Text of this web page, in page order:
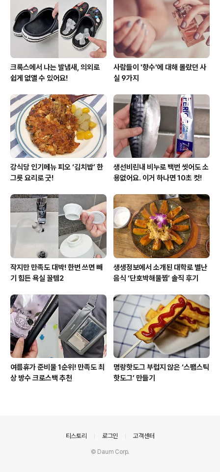
김없이 알뜰하게 쓸 수 있어서 좋아요. 더 이상 펌프 누르느
라 고생하거나 통에 물 타서 흔들지 마세요! 이 캡 하나..
크록스에서 나는 발냄새, 의외로
쉽게 없앨 수 있어요!
사람들이 '향수'에 대해 몰랐던 사
실 9가지
강식당 인기메뉴 피오 ‘김치밥’ 한
그릇 요리로 굿!
생선비린내 비누로 백번 씻어도 소
용없어요. 이거 하나면 10초 컷!
작지만 만족도 대박! 한번 쓰면 빼
기 힘든 욕실 꿀템2
생생정보에서 소개된 대학로 별난
음식 ‘단호박해물찜’ 솔직 후기
여름휴가 준비물 1순위! 만족도 최
상 방수 크로스백 추천
명랑핫도그 부럽지 않은 ‘스팸스틱
핫도그’ 만들기
티스토리 로그인 고객센터
© Daum Corp.